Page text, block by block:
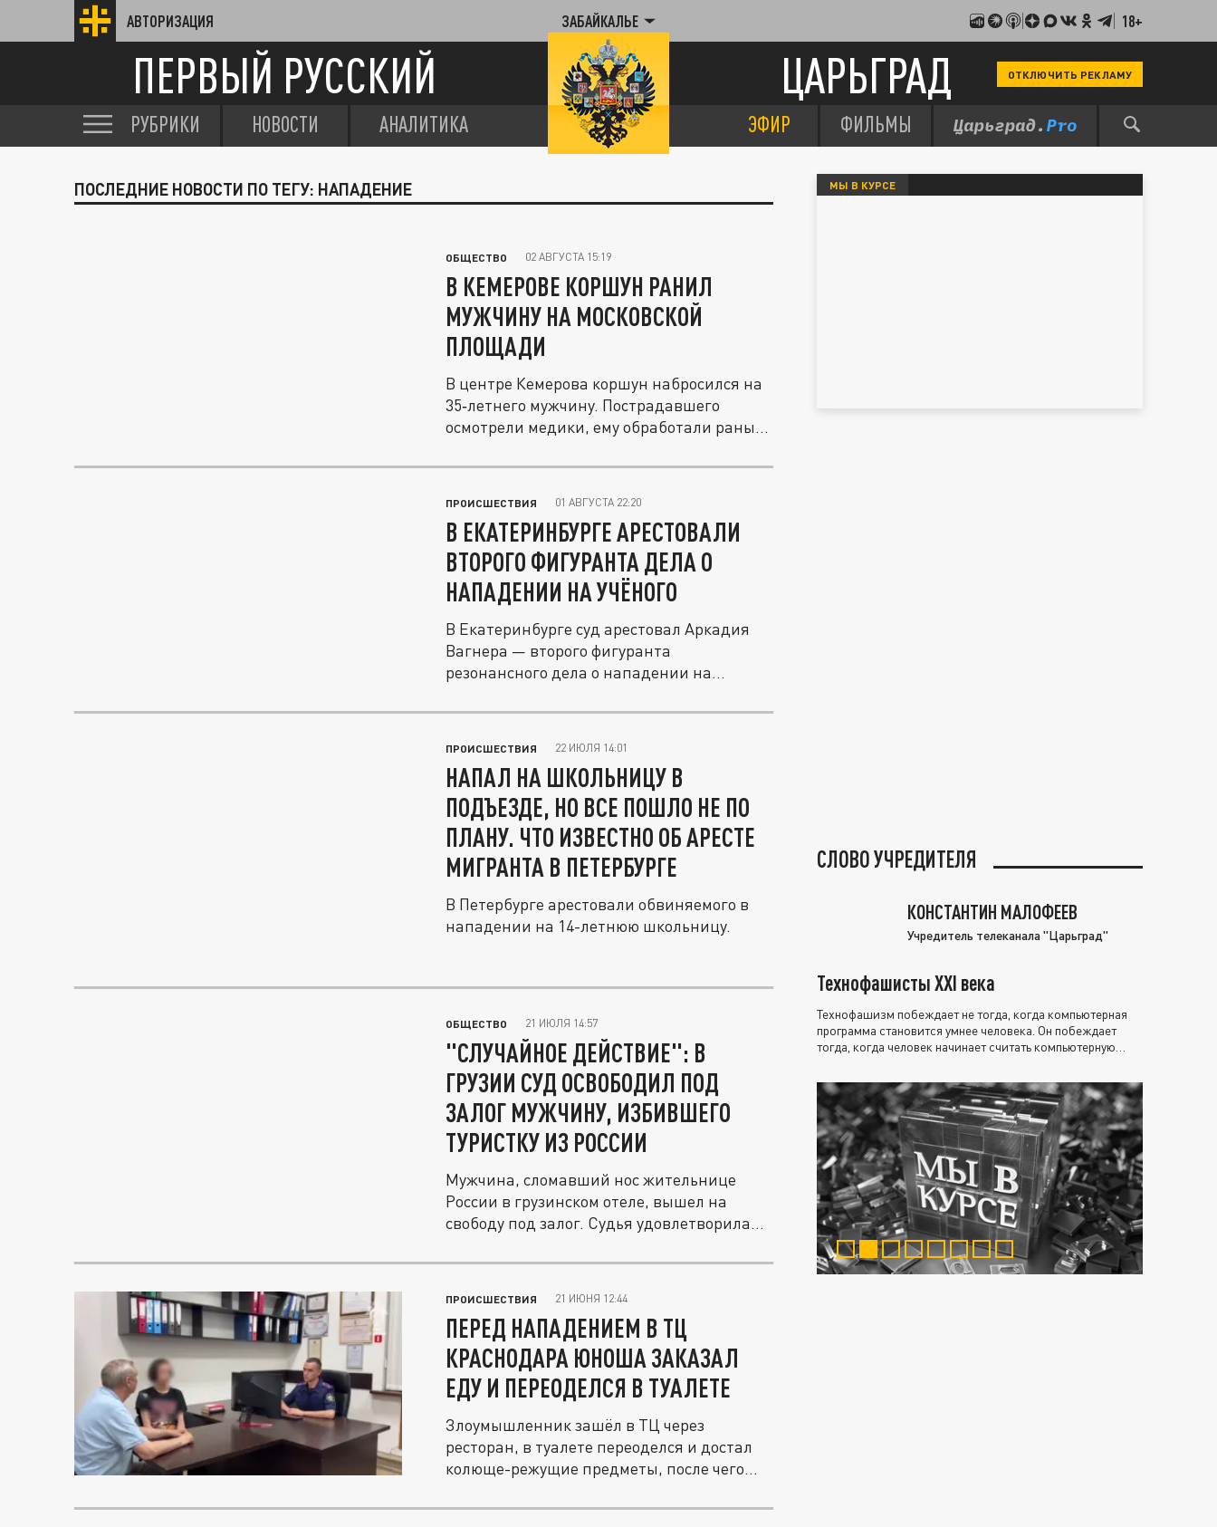
АВТОРИЗАЦИЯ ЗАБАЙКАЛЬЕ 18+
ПЕРВЫЙ РУССКИЙ ЦАРЬГРАД ОТКЛЮЧИТЬ РЕКЛАМУ
РУБРИКИ НОВОСТИ АНАЛИТИКА ЭФИР ФИЛЬМЫ
ПОСЛЕДНИЕ НОВОСТИ ПО ТЕГУ: НАПАДЕНИЕ
ОБЩЕСТВО 02 АВГУСТА 15:19
В КЕМЕРОВЕ КОРШУН РАНИЛ
МУЖЧИНУ НА МОСКОВСКОЙ
ПЛОЩАДИ
В центре Кемерова коршун набросился на
35‑летнего мужчину. Пострадавшего
осмотрели медики, ему обработали раны...
ПРОИСШЕСТВИЯ 01 АВГУСТА 22:20
В ЕКАТЕРИНБУРГЕ АРЕСТОВАЛИ
ВТОРОГО ФИГУРАНТА ДЕЛА О
НАПАДЕНИИ НА УЧЁНОГО
В Екатеринбурге суд арестовал Аркадия
Вагнера — второго фигуранта
резонансного дела о нападении на
ПРОИСШЕСТВИЯ 22 ИЮЛЯ 14:01
НАПАЛ НА ШКОЛЬНИЦУ В
ПОДЪЕЗДЕ, НО ВСЕ ПОШЛО НЕ ПО
ПЛАНУ. ЧТО ИЗВЕСТНО ОБ АРЕСТЕ
МИГРАНТА В ПЕТЕРБУРГЕ
В Петербурге арестовали обвиняемого в
нападении на 14-летнюю школьницу.
ОБЩЕСТВО 21 ИЮЛЯ 14:57
"СЛУЧАЙНОЕ ДЕЙСТВИЕ": В
ГРУЗИИ СУД ОСВОБОДИЛ ПОД
ЗАЛОГ МУЖЧИНУ, ИЗБИВШЕГО
ТУРИСТКУ ИЗ РОССИИ
Мужчина, сломавший нос жительнице
России в грузинском отеле, вышел на
свободу под залог. Судья удовлетворила...
ПРОИСШЕСТВИЯ 21 ИЮНЯ 12:44
ПЕРЕД НАПАДЕНИЕМ В ТЦ
КРАСНОДАРА ЮНОША ЗАКАЗАЛ
ЕДУ И ПЕРЕОДЕЛСЯ В ТУАЛЕТЕ
Злоумышленник зашёл в ТЦ через
ресторан, в туалете переоделся и достал
колюще-режущие предметы, после чего...
МЫ В КУРСЕ
СЛОВО УЧРЕДИТЕЛЯ
КОНСТАНТИН МАЛОФЕЕВ
Учредитель телеканала "Царьград"
Технофашисты XXI века
Технофашизм побеждает не тогда, когда компьютерная
программа становится умнее человека. Он побеждает
тогда, когда человек начинает считать компьютерную